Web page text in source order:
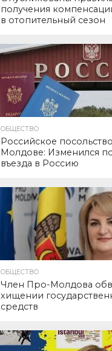
получения
в отопительный сезон
ОБЩЕСТВО
Российское
Молдове: Изменился
въезда в Россию
ОБЩЕСТВО
Член Про-Молдова
хищении
средств